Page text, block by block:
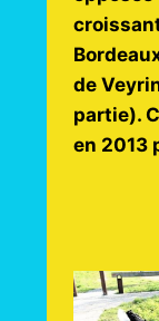
de
partie).
en 2013